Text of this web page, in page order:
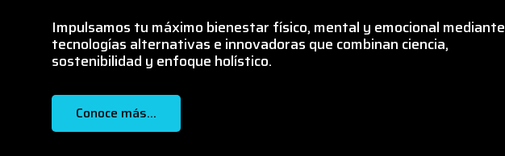
Impulsamos tu máximo bienestar físico, mental y emocional mediante
tecnologías alternativas e innovadoras que combinan ciencia,
sostenibilidad y enfoque holístico.
Conoce más...